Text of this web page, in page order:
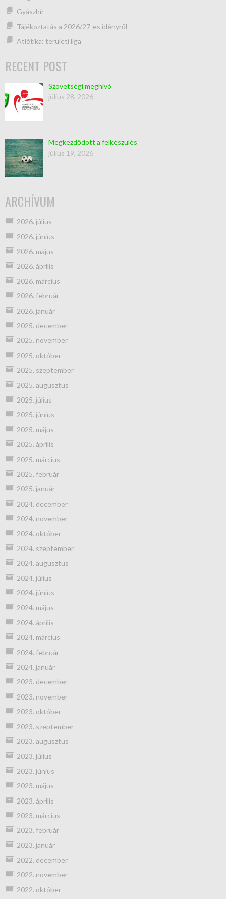
Gyászhír
Tájékoztatás a 2026/27-es idényről
Atlétika: területi liga
RECENT POST
Szövetségi meghívó
július 28, 2026
Megkezdődött a felkészülés
július 19, 2026
ARCHÍVUM
2026. július
2026. június
2026. május
2026. április
2026. március
2026. február
2026. január
2025. december
2025. november
2025. október
2025. szeptember
2025. augusztus
2025. július
2025. június
2025. május
2025. április
2025. március
2025. február
2025. január
2024. december
2024. november
2024. október
2024. szeptember
2024. augusztus
2024. július
2024. június
2024. május
2024. április
2024. március
2024. február
2024. január
2023. december
2023. november
2023. október
2023. szeptember
2023. augusztus
2023. július
2023. június
2023. május
2023. április
2023. március
2023. február
2023. január
2022. december
2022. november
2022. október